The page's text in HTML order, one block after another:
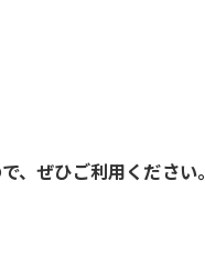
、ぜひご利用ください。